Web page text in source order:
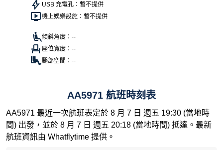
USB 充電孔：暫不提供
機上娛樂設施：暫不提供
傾斜角度：--
座位寬度：--
腿部空間：--
AA5971 航班時刻表
AA5971 最近一次航班表定於 8 月 7 日 週五 19:30 (當地時
間) 出發，並於 8 月 7 日 週五 20:18 (當地時間) 抵達。最新
航班資訊由 Whatflytime 提供。